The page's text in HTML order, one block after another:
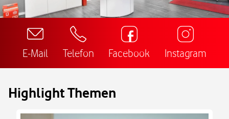
E-Mail Telefon Facebook Instagram
Highlight Themen